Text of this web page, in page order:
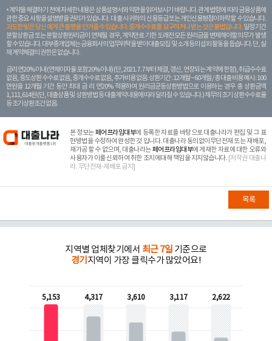
계약을 체결하기 전에 자세한 내용은 상품설명서와 약관을 읽어보시기 바랍니다. 관계 법령에 따라 금융상품에
관한 중요 사항을 설명받을 권리가 있습니다. 대 출 시 귀하의 신용등급 또는 개인신용평점이 하락할 수 있습니다.
과도한 빚은 당신 에게 큰 불행을 안겨줄 수 있습니다. 중개수수료를 요구하거나 받는 것은 불법입니다. 일정 기간
분할상환금 또는 분할상환원리금이 연체될 경우, 계약만료 기한 도래전 모든 원리금을 변제해야할 의무가 발생
할 수 있습니다. 대부중개업체는 금융회사의 업무위탁을 받아 대출모집 및 소개 등의 섭외 활동을 돕습니다. 단, 실
제 계약체결의 권한은 없습니다.
금리 연20% 이내 (연체이자율 포함 20% 이내) (단, 2021. 7. 7부터 체결, 갱신, 연장되는 계 약에 한함), 취급수수료
없음, 중도상환 수수료 없음, 중개수수료 없음, 추가비용 없음. 상환기간 : 12개월 ~ 60개월 / 총 대출 비용 예시 : 100
만원을 12개월 기간 동안 최대 금 리 연20% 적용하여 원리금균등상환방법으로 이용하는 경우 총 상환금액
1,111,614원 (단, 대출상품 및 상환방법 등 대출계약 내용에 따라 달라질 수 있습니다.) 채무의 조기 상환수수료율
등 조기상환조건 없음.
본 정보는페어프라임대부에 등록한 자료를 바탕으로 대출나라가 편집 및 그 표
현방법을 수정하여 완성한 것 입니다. 대출나라 동의없이무단전재 또는 재배포,
재가공 할 수 없으며, 대출나라는페어프라임대부에 게재한 자료에 대한 오류와
사용자가 이를 신뢰하여 취한 조치에대해 책임을 지지않습니다. [저작권 대출나
라. 무단전재-재배포 금지]
목록
지역별 업체찾기에서 최근 7일 기준으로
경기 지역이 가장 클릭수가 많았어요!
5,153 4,317 3,610 3,117 2,622